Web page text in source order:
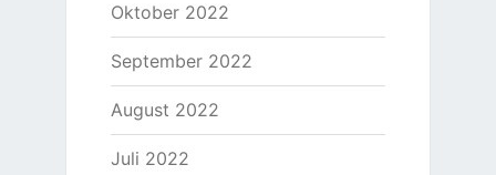
Oktober 2022
September 2022
August 2022
Juli 2022